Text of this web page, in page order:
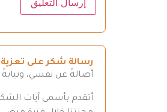
رسالة شكر على تعزية
أصالةً عن نفسي،
أتقدم بأسمى آيات